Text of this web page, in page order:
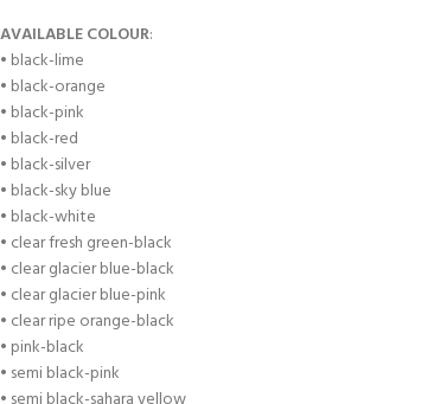
AVAILABLE COLOUR:
• black-lime
• black-orange
• black-pink
• black-red
• black-silver
• black-sky blue
• black-white
• clear fresh green-black
• clear glacier blue-black
• clear glacier blue-pink
• clear ripe orange-black
• pink-black
• semi black-pink